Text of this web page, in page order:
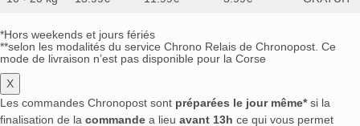
*Hors weekends et jours fériés
**selon les modalités du service Chrono Relais de Chronopost. Ce
mode de livraison n’est pas disponible pour la Corse
X
Les commandes Chronopost sont préparées le jour même*si la
finalisation de la commande a lieu avant 13h ce qui vous permet